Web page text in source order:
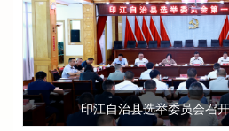
印江自治县选举委员会召